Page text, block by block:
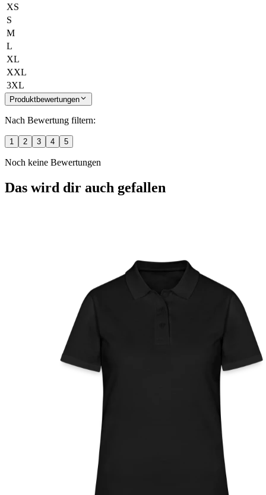
XS
S
M
L
XL
XXL
3XL
Produktbewertungen
Nach Bewertung filtern:
1 2 3 4 5
Noch keine Bewertungen
Das wird dir auch gefallen